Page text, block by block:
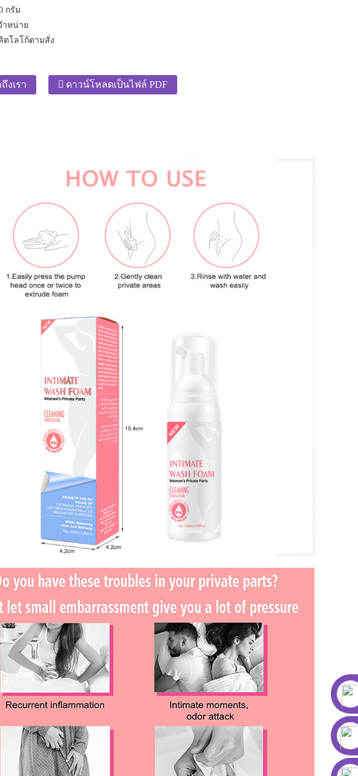
กรัม
ำหน่าย
ตโลโก้ตามสั่ง
งเรา ดาวน์โหลดเป็นไฟล์ PDF